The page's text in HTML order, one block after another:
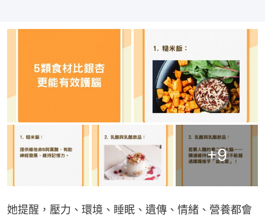
+9
她提醒，壓力、環境、睡眠、遺傳、情緒、營養都會